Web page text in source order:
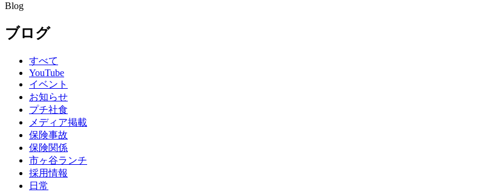
Blog
ブログ
すべて
YouTube
イベント
お知らせ
プチ社食
メディア掲載
保険事故
保険関係
市ヶ谷ランチ
採用情報
日常